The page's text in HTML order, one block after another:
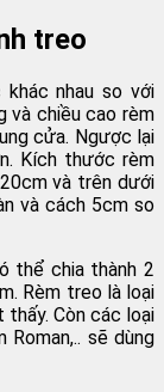
treo
nhau so với
và chiều cao rèm
cửa. Ngược lại
Kích thước rèm
và trên dưới
và cách 5cm so
thể chia thành 2
Rèm treo là loại
Còn các loại
Roman,.. sẽ dùng